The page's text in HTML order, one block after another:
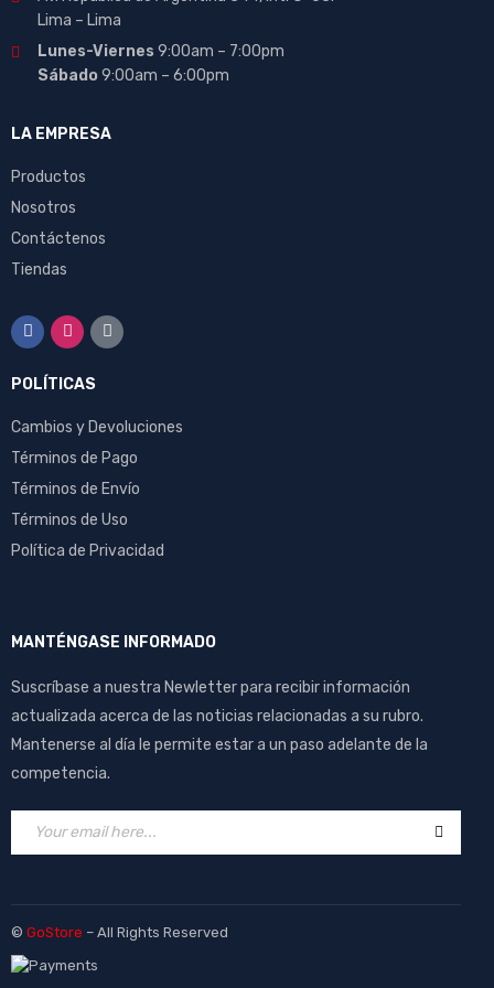
Lima – Lima
Lunes-Viernes 9:00am – 7:00pm
Sábado9:00am – 6:00pm
LA EMPRESA
Productos
Nosotros
Contáctenos
Tiendas
POLÍTICAS
Cambios y Devoluciones
Términos de Pago
Términos de Envío
Términos de Uso
Política de Privacidad
MANTÉNGASE INFORMADO
Suscríbase a nuestra Newletter para recibir información
actualizada acerca de las noticias relacionadas a su rubro.
Mantenerse al día le permite estar a un paso adelante de la
competencia.
© GoStore – All Rights Reserved